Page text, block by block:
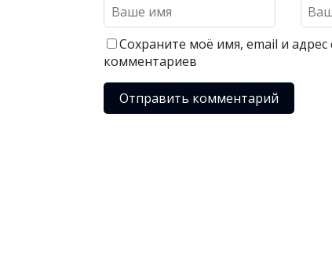
Сохраните моё имя, email и
комментариев